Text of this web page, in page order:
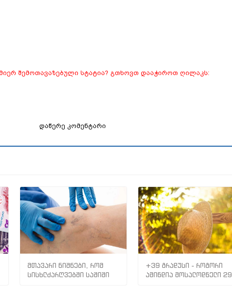
შემოთავაზებული სტატია? გთხოვთ დააჭიროთ ღილაკს:
დაწერე კომენტარი
მთავარი ნიშნები, რომ
სისხლძარღვებში საშიში
+39 გრადუსი - როგორი
ამინდია მოსალოდნელი 29